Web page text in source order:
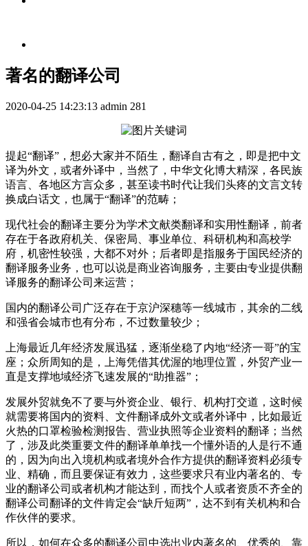
著名的翻译公司
2020-04-25 14:23:13 admin 281
提起“翻译”，想必大家并不陌生，翻译自古有之，即是把中文
译为外文，或者外译中，当然了，中华文化博大精深，各民族
语言、各地区方言众多，甚至读书时代让我们头疼的文言文转
换成白话文，也属于“翻译”的范畴；
现代社会的翻译主要分为学术文献类翻译和实用性翻译，前者
存在于各政府机关、保密局、事业单位、科研机构和高校学
府，机密性较强，大都不对外；后者即是指服务于国民经济的
翻译服务业务，也可以说是商业咨询服务，主要由专业提供翻
译服务的翻译公司来运营；
国内的翻译公司广泛存在于京沪深穗等一线城市，其余的二线
和强省会城市也有分布，不过数量较少；
上海最近几年经济发展迅猛，逐渐坐稳了内地“经济一哥”的宝
座；众所周知的是，上海凭借其优渥的地理位置，外贸产业一
直是支撑地域经济飞速发展的“助推器”；
发展外贸就免不了要与外资企业、银行、机构打交道，这时候
就需要将国内的资料、文件翻译成外文或者外译中，比如最近
火热的口罩检验检测报告、营业执照等企业资料的翻译；当然
了，涉及此类重要文件的翻译单单找一个懂外语的人是行不通
的，因为向出入境机构或者境外合作方提供的翻译资料必须专
业、精确，而且要保证有效力，这些要求只有业内著名的、专
业的翻译公司或者机构才能达到，而找个人或者资质不齐全的
翻译公司翻译的文件肯定会“缺斤短两”，达不到有关机构和合
作伙伴的要求。
所以，如何在众多的翻译公司中选出业内著名的、优秀的、靠